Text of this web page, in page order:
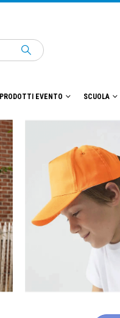
PRODOTTI EVENTO SCUOLA